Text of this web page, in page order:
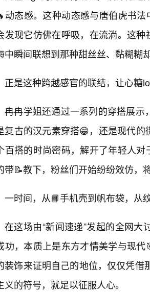
动态感。这种动态感与唐伯虎书
发现它仿佛在呼吸，在流淌。这
中瞬间联想到那种甜丝丝、黏糊糊
正是这种跨越感官的联结，让心糖
冉冉学姐还通过一系列的穿搭展
复古的汉元素穿搭😁，还是现代
百搭的时尚密码，解开了年轻人
带📝教下，粉丝们开始纷纷效仿，
一时间，从📘手机壳到帆布袋，从
在这场由“新闻速递”发起的全网
功，本质上是东方才情美学与现
装饰来证明自己的地位，仅仅凭
义的符号，就足以征服人心。